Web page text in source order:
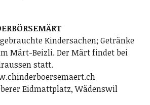
Kindersachen; Getränke
Märt-Beizli. Der Märt findet bei
statt.
Eidmattplatz, Wädenswil